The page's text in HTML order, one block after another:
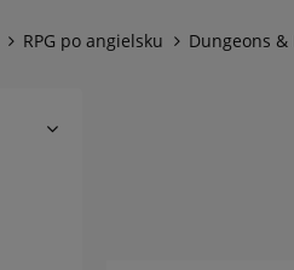
RPG po angielsku Dungeons &